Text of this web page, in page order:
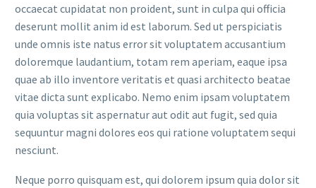
occaecat cupidatat non proident, sunt in culpa qui officia
deserunt mollit anim id est laborum. Sed ut perspiciatis
unde omnis iste natus error sit voluptatem accusantium
doloremque laudantium, totam rem aperiam, eaque ipsa
quae ab illo inventore veritatis et quasi architecto beatae
vitae dicta sunt explicabo. Nemo enim ipsam voluptatem
quia voluptas sit aspernatur aut odit aut fugit, sed quia
sequuntur magni dolores eos qui ratione voluptatem sequi
nesciunt.
Neque porro quisquam est, qui dolorem ipsum quia dolor sit